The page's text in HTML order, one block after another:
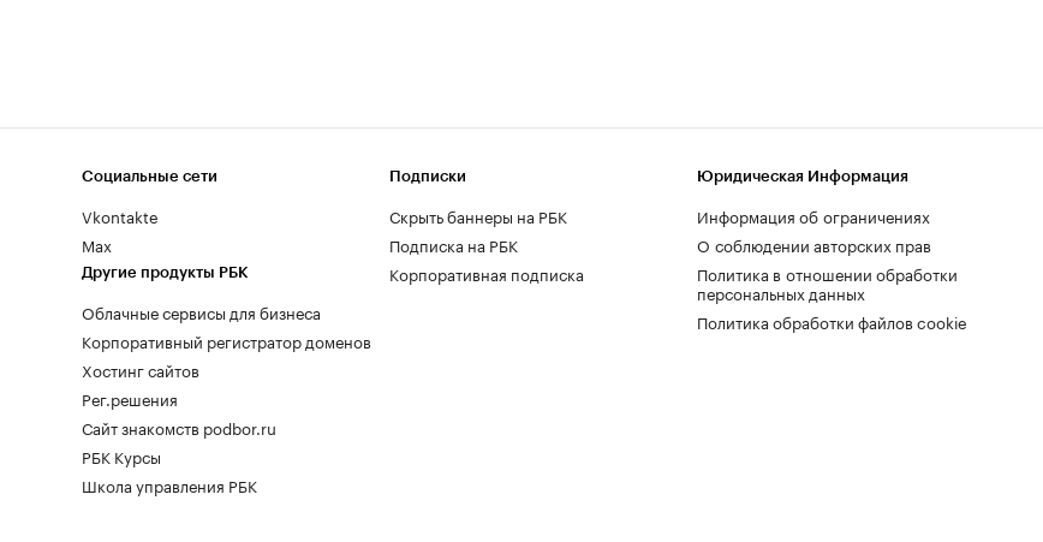
Социальные сети
Vkontakte
Max
Другие продукты РБК
Облачные сервисы для бизнеса
Корпоративный регистратор доменов
Хостинг сайтов
Рег.решения
Сайт знакомств podbor.ru
РБК Курсы
Школа управления РБК
Подписки
Скрыть баннеры на РБК
Подписка на РБК
Корпоративная подписка
Юридическая Информация
Информация об ограничениях
О соблюдении авторских прав
Политика в отношении обработки
персональных данных
Политика обработки файлов cookie